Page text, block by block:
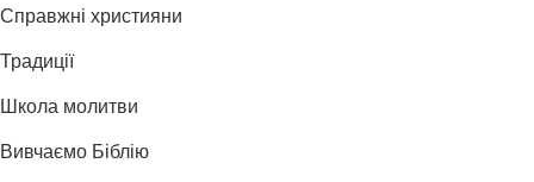
Справжні християни
Традиції
Школа молитви
Вивчаємо Біблію